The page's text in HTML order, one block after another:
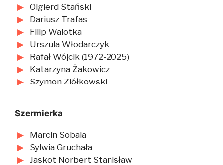
Olgierd Stański
Dariusz Trafas
Filip Walotka
Urszula Włodarczyk
Rafał Wójcik (1972-2025)
Katarzyna Żakowicz
Szymon Ziółkowski
Szermierka
Marcin Sobala
Sylwia Gruchała
Jaskot Norbert Stanisław